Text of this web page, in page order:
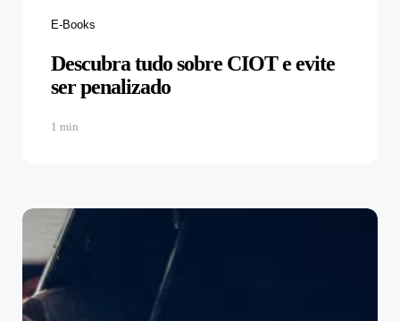
Categories
E-Books
Descubra tudo sobre CIOT e evite
ser penalizado
1 min